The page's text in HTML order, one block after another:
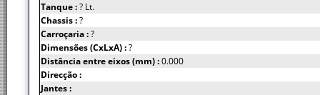
Tanque :? Lt.
Chassis :?
Carroçaria :?
Dimensões (CxLxA) :?
Distância entre eixos (mm) :0.000
Direcção :
Jantes :